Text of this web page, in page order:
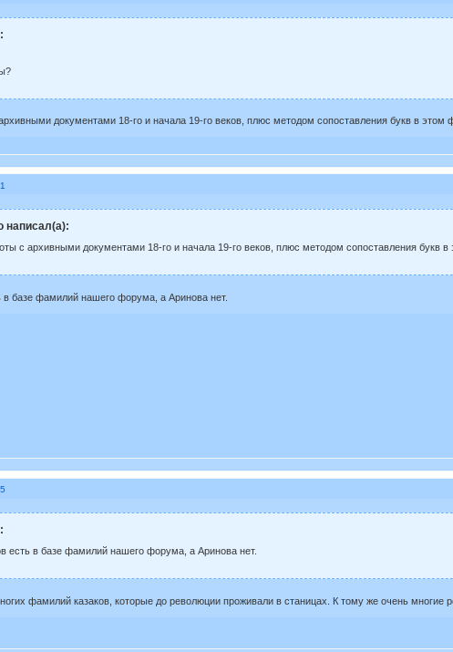
документами 18-го и начала 19-го веков, плюс методом сопоставления букв в
написал(а):
с архивными документами 18-го и начала 19-го веков, плюс методом сопоставления букв
в базе фамилий нашего форума, а Аринова нет.
есть в базе фамилий нашего форума, а Аринова нет.
фамилий казаков, которые до революции проживали в станицах. К тому же очень многие